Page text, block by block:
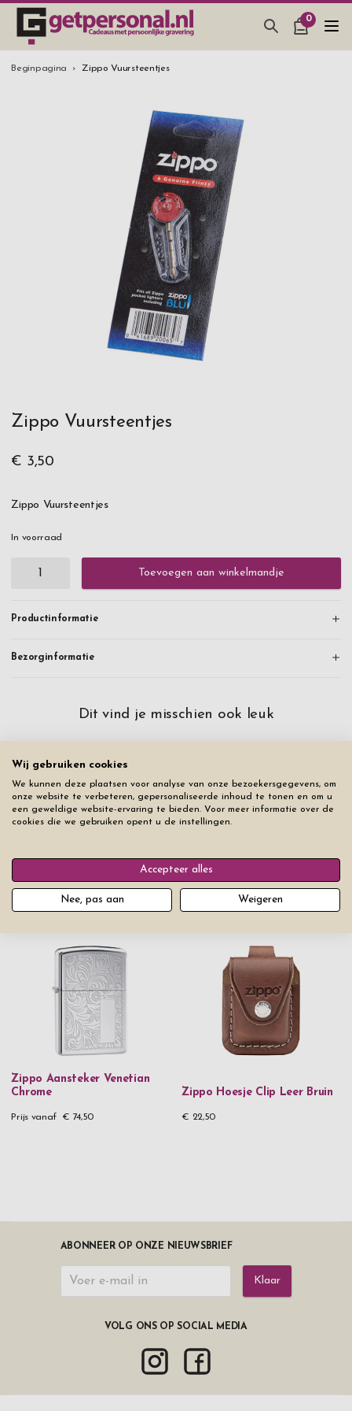
0
CADEAUS & GADGETS
SIERADEN & ACCESSOIRES
HUWELIJKSGESCHENK 2026
Beginpagina Zippo Vuursteentjes
Zippo Vuursteentjes
€ 3,50
Zippo Vuursteentjes
In voorraad
Toevoegen aan winkelmandje
Productinformatie
Bezorginformatie
Dit vind je misschien ook leuk
Zippo Lontje
Chrome
Zippo Aansteker Venetian
Chrome
Prijs vanaf € 74,50
Zippo Hoesje Clip Leer Bruin
€ 22,50
ABONNEER OP ONZE NIEUWSBRIEF
Klaar
VOLG ONS OP SOCIAL MEDIA
Wij gebruiken cookies
We kunnen deze plaatsen voor analyse van onze bezoekersgegevens, om
onze website te verbeteren, gepersonaliseerde inhoud te tonen en om u
een geweldige website-ervaring te bieden. Voor meer informatie over de
cookies die we gebruiken opent u de instellingen.
Accepteer alles
Nee, pas aan Weigeren